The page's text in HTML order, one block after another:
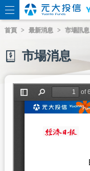
首頁 最新消息 市場訊息
市場消息